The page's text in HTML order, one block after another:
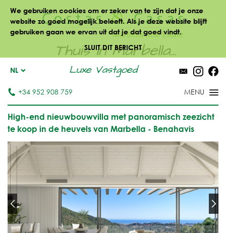
We gebruiken cookies om er zeker van te zijn dat je onze
website zo goed mogelijk beleeft. Als je deze website blijft
gebruiken gaan we ervan uit dat je dat goed vindt.
SLUIT DIT BERICHT
Thuis in Marbella...
Luxe Vastgoed
NL
+34 952 908 759
High-end nieuwbouwvilla met panoramisch zeezicht
te koop in de heuvels van Marbella - Benahavis